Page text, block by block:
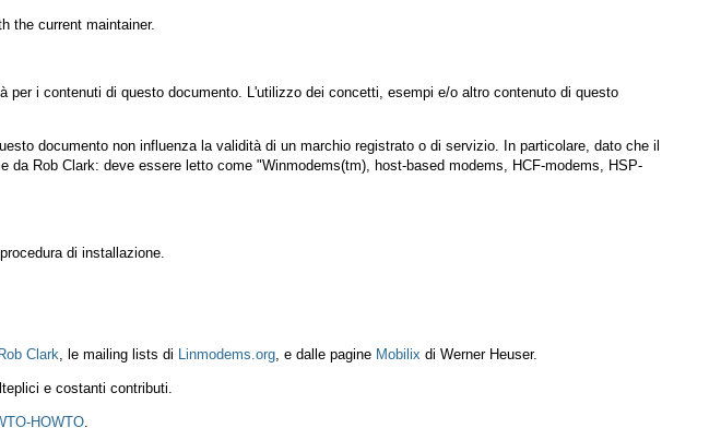
the current maintainer.
i contenuti di questo documento. L'utilizzo dei concetti, esempi e/o altro contenuto di questo
documento non influenza la validità di un marchio registrato o di servizio. In particolare, dato che il
Rob Clark: deve essere letto come "Winmodems(tm), host-based modems, HCF-modems, HSP-
di installazione.
Clark, le mailing lists di Linmodems.org, e dalle pagine Mobilix di Werner Heuser.
e costanti contributi.
HOWTO.